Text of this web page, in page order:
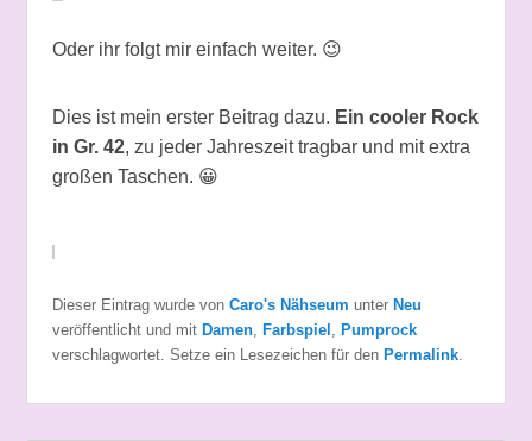
Oder ihr folgt mir einfach weiter. 😉
Dies ist mein erster Beitrag dazu. Ein cooler Rock
in Gr. 42, zu jeder Jahreszeit tragbar und mit extra
großen Taschen. 😀
Dieser Eintrag wurde von Caro's Nähseum unter Neu
veröffentlicht und mit Damen, Farbspiel Pumprock
verschlagwortet. Setze ein Lesezeichen für den Permalink.